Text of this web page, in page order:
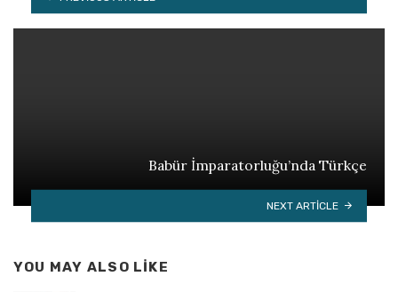
Babür İmparatorluğu’nda Türkçe
NEXT ARTICLE
YOU MAY ALSO LIKE